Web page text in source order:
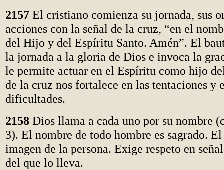
2157 El cristiano comienza su jornada, sus
acciones con la señal de la cruz, “en el
del Hijo y del Espíritu Santo. Amén”. El
la jornada a la gloria de Dios e invoca la
le permite actuar en el Espíritu como hijo
de la cruz nos fortalece en las tentaciones y
dificultades.
2158 Dios llama a cada uno por su nombre
3). El nombre de todo hombre es sagrado.
imagen de la persona. Exige respeto en
del que lo lleva.